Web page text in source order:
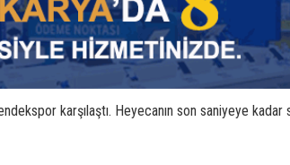
karşılaştı. Heyecanın son saniyeye